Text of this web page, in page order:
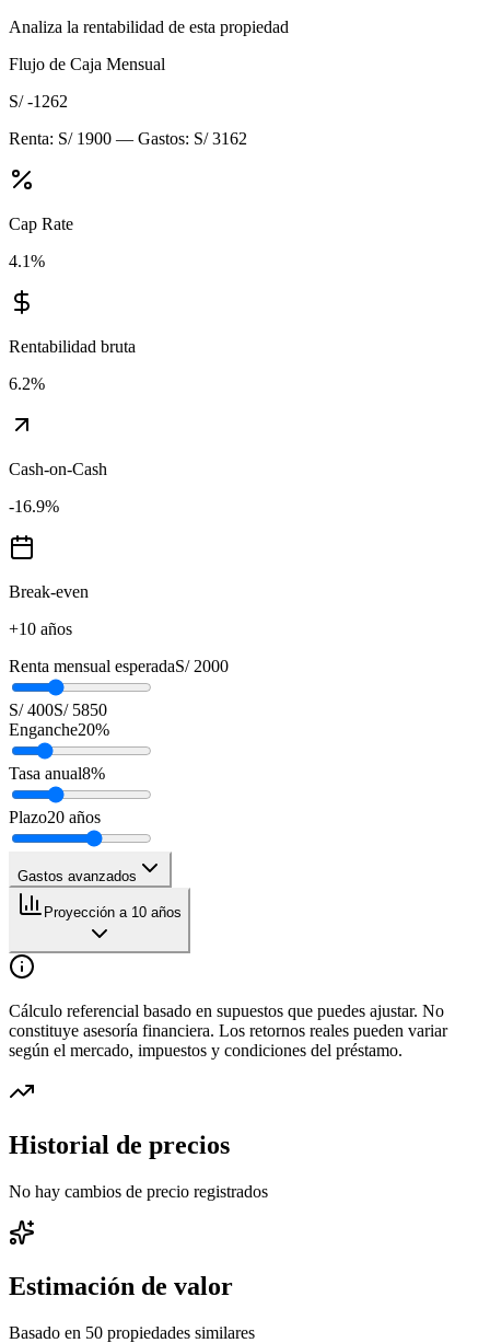
Analiza la rentabilidad de esta propiedad
Flujo de Caja Mensual
S/ -1262
Renta: S/ 1900 — Gastos: S/ 3162
Cap Rate
4.1%
Rentabilidad bruta
6.2%
Cash-on-Cash
-16.9%
Break-even
+10 años
Renta mensual esperadaS/ 2000
S/ 400S/ 5850
Enganche20%
Tasa anual8%
Plazo20 años
Gastos avanzados
Proyección a 10 años
Cálculo referencial basado en supuestos que puedes ajustar. No
constituye asesoría financiera. Los retornos reales pueden variar
según el mercado, impuestos y condiciones del préstamo.
Historial de precios
No hay cambios de precio registrados
Estimación de valor
Basado en 50 propiedades similares